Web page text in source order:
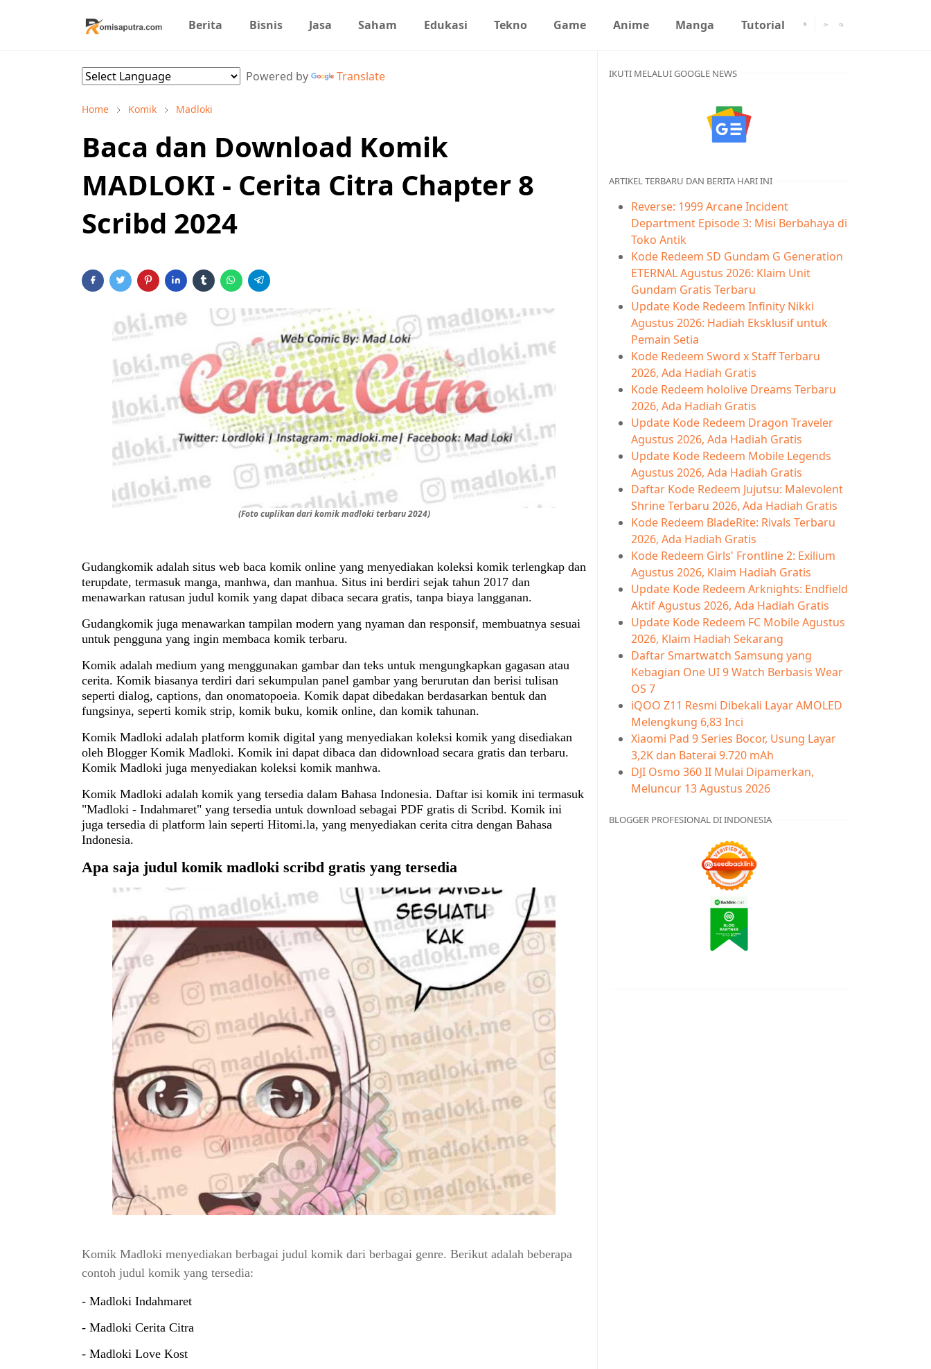
Berita Bisnis Jasa Saham Edukasi Tekno Game Anime Manga Tutorial
Powered by Translate
Home Komik Madloki
Baca dan Download Komik
MADLOKI - Cerita Citra Chapter 8
Scribd 2024
(Foto cuplikan dari komik madloki terbaru 2024)
Gudangkomik adalah situs web baca komik online yang menyediakan koleksi komik terlengkap dan
terupdate, termasuk manga, manhwa, dan manhua. Situs ini berdiri sejak tahun 2017 dan
menawarkan ratusan judul komik yang dapat dibaca secara gratis, tanpa biaya langganan.
Gudangkomik juga menawarkan tampilan modern yang nyaman dan responsif, membuatnya sesuai
untuk pengguna yang ingin membaca komik terbaru.
Komik adalah medium yang menggunakan gambar dan teks untuk mengungkapkan gagasan atau
cerita. Komik biasanya terdiri dari sekumpulan panel gambar yang berurutan dan berisi tulisan
seperti dialog, captions, dan onomatopoeia. Komik dapat dibedakan berdasarkan bentuk dan
fungsinya, seperti komik strip, komik buku, komik online, dan komik tahunan.
Komik Madloki adalah platform komik digital yang menyediakan koleksi komik yang disediakan
oleh Blogger Komik Madloki. Komik ini dapat dibaca dan didownload secara gratis dan terbaru.
Komik Madloki juga menyediakan koleksi komik manhwa.
Komik Madloki adalah komik yang tersedia dalam Bahasa Indonesia. Daftar isi komik ini termasuk
"Madloki - Indahmaret" yang tersedia untuk download sebagai PDF gratis di Scribd. Komik ini
juga tersedia di platform lain seperti Hitomi.la, yang menyediakan cerita citra dengan Bahasa
Indonesia.
Apa saja judul komik madloki scribd gratis yang tersedia
Komik Madloki menyediakan berbagai judul komik dari berbagai genre. Berikut adalah beberapa
contoh judul komik yang tersedia:
- Madloki Indahmaret
- Madloki Cerita Citra
- Madloki Love Kost
IKUTI MELALUI GOOGLE NEWS
ARTIKEL TERBARU DAN BERITA HARI INI
Reverse: 1999 Arcane Incident
Department Episode 3: Misi Berbahaya di
Toko Antik
Kode Redeem SD Gundam G Generation
ETERNAL Agustus 2026: Klaim Unit
Gundam Gratis Terbaru
Update Kode Redeem Infinity Nikki
Agustus 2026: Hadiah Eksklusif untuk
Pemain Setia
Kode Redeem Sword x Staff Terbaru
2026, Ada Hadiah Gratis
Kode Redeem hololive Dreams Terbaru
2026, Ada Hadiah Gratis
Update Kode Redeem Dragon Traveler
Agustus 2026, Ada Hadiah Gratis
Update Kode Redeem Mobile Legends
Agustus 2026, Ada Hadiah Gratis
Daftar Kode Redeem Jujutsu: Malevolent
Shrine Terbaru 2026, Ada Hadiah Gratis
Kode Redeem BladeRite: Rivals Terbaru
2026, Ada Hadiah Gratis
Kode Redeem Girls' Frontline 2: Exilium
Agustus 2026, Klaim Hadiah Gratis
Update Kode Redeem Arknights: Endfield
Aktif Agustus 2026, Ada Hadiah Gratis
Update Kode Redeem FC Mobile Agustus
2026, Klaim Hadiah Sekarang
Daftar Smartwatch Samsung yang
Kebagian One UI 9 Watch Berbasis Wear
OS 7
iQOO Z11 Resmi Dibekali Layar AMOLED
Melengkung 6,83 Inci
Xiaomi Pad 9 Series Bocor, Usung Layar
3,2K dan Baterai 9.720 mAh
DJI Osmo 360 II Mulai Dipamerkan,
Meluncur 13 Agustus 2026
BLOGGER PROFESIONAL DI INDONESIA